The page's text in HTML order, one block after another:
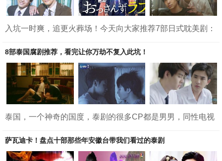
少爷下乡扶贫，还帮自己移植心脏的主人实现愿望，与心脏
入坑一时爽，追更火葬场！今天向大家推荐7部日式耽美剧：
部剧强烈推荐！非常的清水呀！主人公到了30岁还保持着童
贞，但却觉醒了魔法，能感应到别人的心声。神仙颜值，神
仙剧情，耽美本耽！2.《大叔之爱》2019 豆瓣6.3大叔之爱目
前有两季，分别在2018年和2019年首播春田创一，平平无奇
打工人，喜欢美女。无意之间发现了自己部长黑泽武藏的手
机里存...
8部泰国腐剧推荐，看完让你万劫不复入此坑！
泰国，一个神奇的国度，泰剧的很多CP都是男男，同性电视
通常都很高，另外，泰剧CP的售后可以说是最好的，营业期
也长，好看的泰腐真的很多，小编仅仅挑了一部分来做介
绍。1. 《以你的心诠释我的爱》2. 《一年生》3. 《不期而
萨瓦迪卡！盘点十部那些年安徽台带我们看过的泰剧